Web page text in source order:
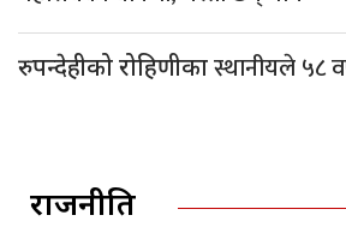
रुपन्देहीको रोहिणीकास्थानीयले ५८
राजनीति